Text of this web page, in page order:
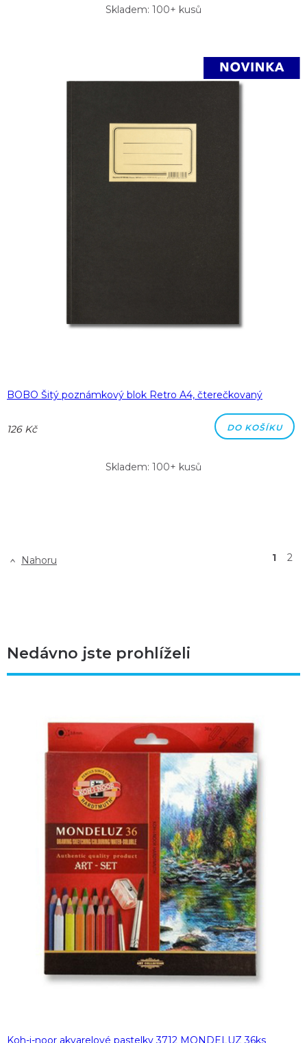
Skladem: 100+ kusů
BOBO Šitý poznámkový blok Retro A4, čterečkovaný
126 Kč DO KOŠÍKU
Skladem: 100+ kusů
Nahoru 1 2
Nedávno jste prohlíželi
Koh-i-noor akvarelové pastelky 3712 MONDELUZ 36ks